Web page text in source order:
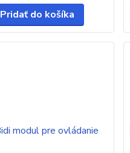
Pridať do košíka